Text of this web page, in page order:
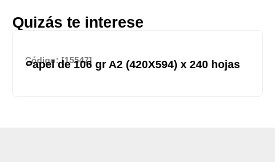
Quizás te interese
Código: [15547]
Papel de 106 gr A2 (420X594) x 240 hojas